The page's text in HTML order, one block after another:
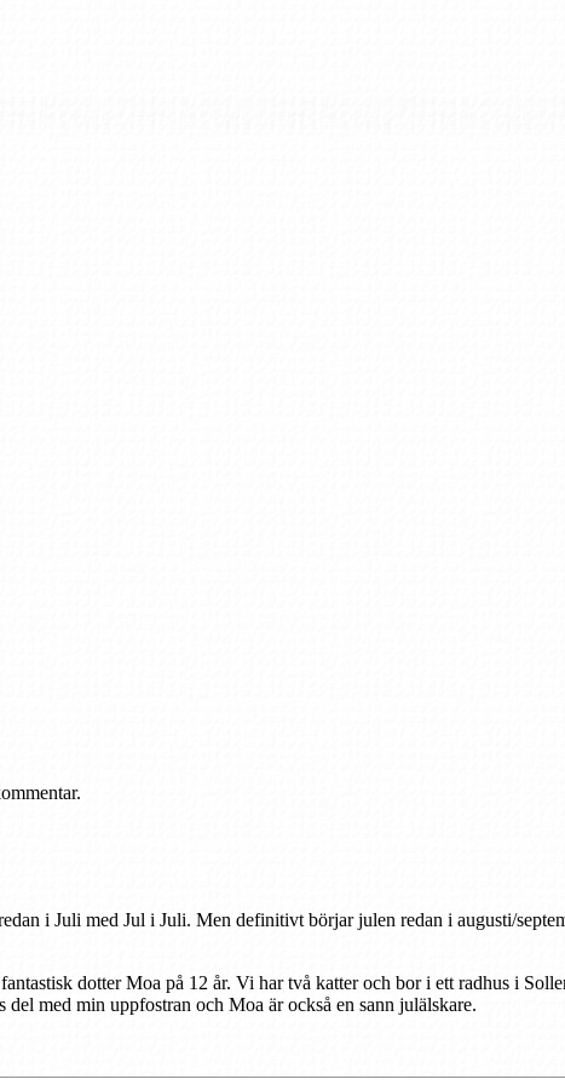
i Juli med Jul i Juli. Men definitivt börjar julen redan i augusti/
dotter Moa på 12 år. Vi har två katter och bor i ett radhus i
med min uppfostran och Moa är också en sann julälskare.